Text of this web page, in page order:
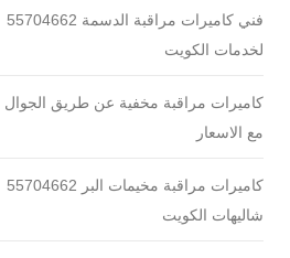
فني كاميرات مراقبة الدسمة 55704662
لخدمات الكويت
كاميرات مراقبة مخفية عن طريق الجوال
مع الاسعار
كاميرات مراقبة مخيمات البر 55704662
شاليهات الكويت